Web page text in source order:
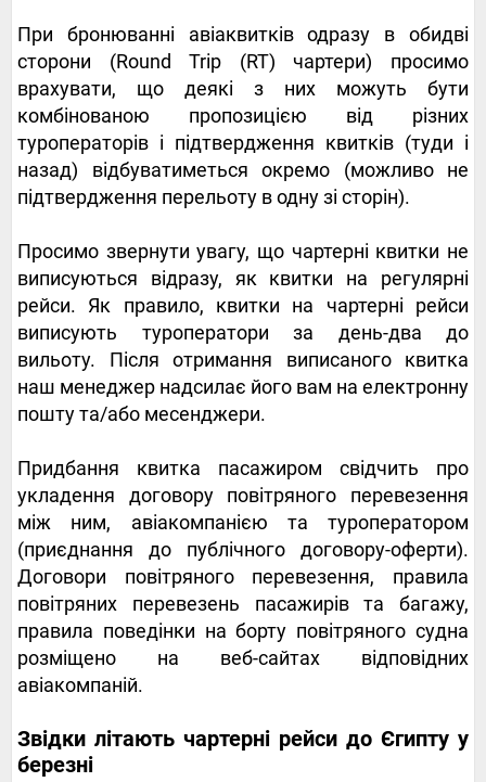
При бронюванні авіаквитків одразу в обидві
сторони (Round Trip (RT) чартери) просимо
врахувати, що деякі з них можуть бути
комбінованою пропозицією від різних
туроператорів і підтвердження квитків (туди і
назад) відбуватиметься окремо (можливо не
підтвердження перельоту в одну зі сторін).
Просимо звернути увагу, що чартерні квитки не
виписуються відразу, як квитки на регулярні
рейси. Як правило, квитки на чартерні рейси
виписують туроператори за день-два до
вильоту. Після отримання виписаного квитка
наш менеджер надсилає його вам на електронну
пошту та/або месенджери.
Придбання квитка пасажиром свідчить про
укладення договору повітряного перевезення
між ним, авіакомпанією та туроператором
(приєднання до публічного договору-оферти).
Договори повітряного перевезення, правила
повітряних перевезень пасажирів та багажу,
правила поведінки на борту повітряного судна
розміщено на веб-сайтах відповідних
авіакомпаній.
Звідки літають чартерні рейси до Єгипту у
березні